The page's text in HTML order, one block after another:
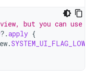
but you can use
?.apply {
.